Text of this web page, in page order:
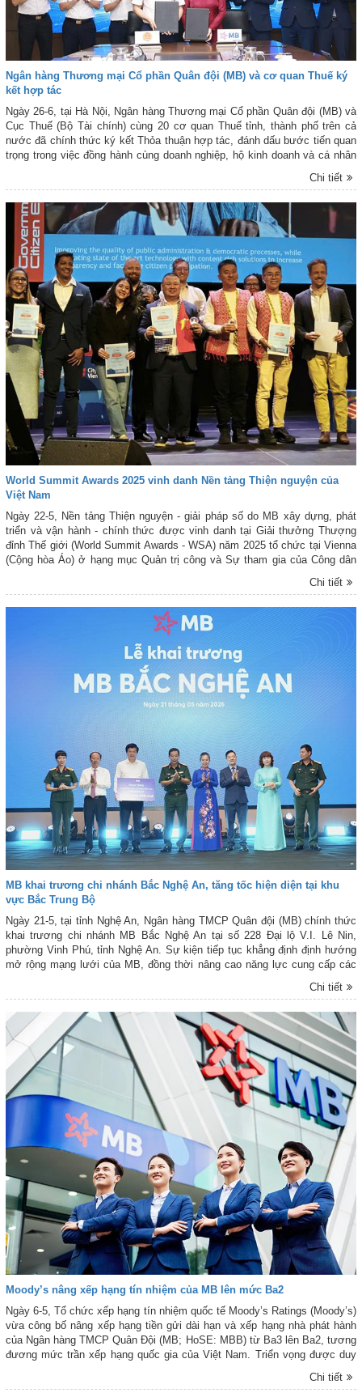
Ngân hàng Thương mại Cổ phần Quân đội (MB) và cơ quan Thuế ký
kết hợp tác
Ngày 26-6, tại Hà Nội, Ngân hàng Thương mại Cổ phần Quân đội (MB) và
Cục Thuế (Bộ Tài chính) cùng 20 cơ quan Thuế tỉnh, thành phố trên cả
nước đã chính thức ký kết Thỏa thuận hợp tác, đánh dấu bước tiến quan
trọng trong việc đồng hành cùng doanh nghiệp, hộ kinh doanh và cá nhân
Chi tiết
World Summit Awards 2025 vinh danh Nền tảng Thiện nguyện của
Việt Nam
Ngày 22-5, Nền tảng Thiện nguyện - giải pháp số do MB xây dựng, phát
triển và vận hành - chính thức được vinh danh tại Giải thưởng Thượng
đỉnh Thế giới (World Summit Awards - WSA) năm 2025 tổ chức tại Vienna
(Cộng hòa Áo) ở hạng mục Quản trị công và Sự tham gia của Công dân
Chi tiết
MB khai trương chi nhánh Bắc Nghệ An, tăng tốc hiện diện tại khu
vực Bắc Trung Bộ
Ngày 21-5, tại tỉnh Nghệ An, Ngân hàng TMCP Quân đội (MB) chính thức
khai trương chi nhánh MB Bắc Nghệ An tại số 228 Đại lộ V.I. Lê Nin,
phường Vinh Phú, tỉnh Nghệ An. Sự kiện tiếp tục khẳng định định hướng
mở rộng mạng lưới của MB, đồng thời nâng cao năng lực cung cấp các
Chi tiết
Moody’s nâng xếp hạng tín nhiệm của MB lên mức Ba2
Ngày 6-5, Tổ chức xếp hạng tín nhiệm quốc tế Moody’s Ratings (Moody’s)
vừa công bố nâng xếp hạng tiền gửi dài hạn và xếp hạng nhà phát hành
của Ngân hàng TMCP Quân Đội (MB; HoSE: MBB) từ Ba3 lên Ba2, tương
đương mức trần xếp hạng quốc gia của Việt Nam. Triển vọng được duy
Chi tiết